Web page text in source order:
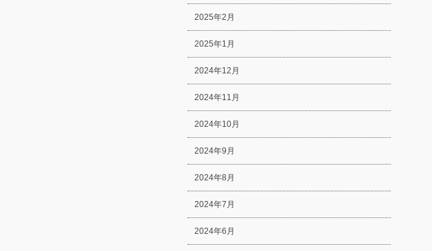
2025年2月
2025年1月
2024年12月
2024年11月
2024年10月
2024年9月
2024年8月
2024年7月
2024年6月